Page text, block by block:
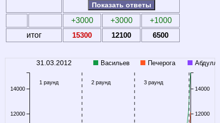
Показать ответы
+3000 +3000
+1000
итог
15300 12100 6500
31.03.2012
1 раунд 2 раунд 3 раунд
12000
14000
12000
14000
Васильев Печерога